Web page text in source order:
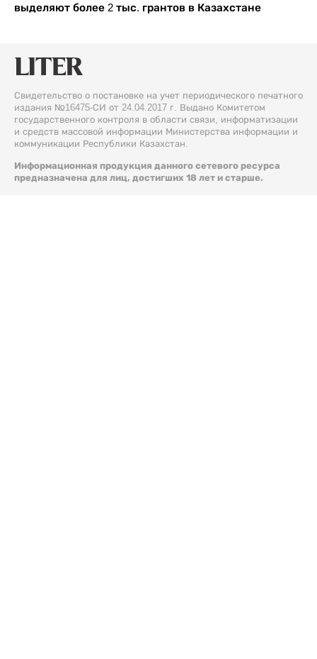
выделяют более 2 тыс. грантов в Казахстане
Свидетельство о постановке на учет периодического печатного
издания №16475-СИ от 24.04.2017 г. Выдано Комитетом
государственного контроля в области связи, информатизации
и средств массовой информации Министерства информации и
коммуникации Республики Казахстан.
Информационная продукция данного сетевого ресурса
предназначена для лиц, достигших 18 лет и старше.